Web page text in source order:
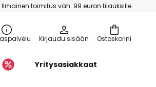
Ilmainen toimitus väh. 99 euron tilauksille
Ostoskorini
Kirjaudu sisään
Yritysasiakkaat